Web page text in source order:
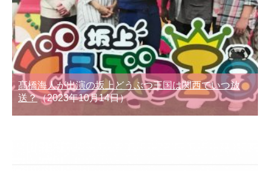
髙橋海人が出演の坂上どうぶつ王国は関西でいつ放
送？（2023年10月14日）